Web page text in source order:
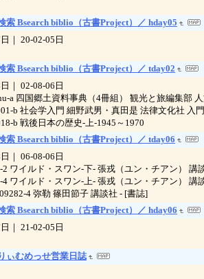
索 Bsearch biblio（古書Project）／ hday05
｜ 20-02-05日
索 Bsearch biblio（古書Project）／ tday02
｜ 02-08-06日
a 四国郷土資料事典（4冊組） 観光と旅編集部
b 社会学入門 細野武男・真田是 法律文化社 入
b 戦後日本の歴史-上-1945～1970
索 Bsearch biblio（古書Project）／ tday06
｜ 06-08-06日
2 ワイルド・スワン-下- 張戎（ユン・チアン） 講
4 ワイルド・スワン-上- 張戎（ユン・チアン） 講
4 弥勒 篠田節子 講談社 - [書誌]
索 Bsearch biblio（古書Project）／ hday06
｜ 21-02-05日
ぃむめっせ営業日誌